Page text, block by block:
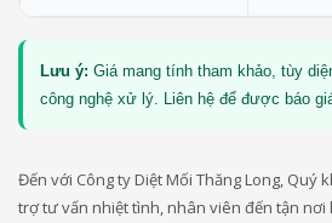
Lưu ý: Giá mang tính tham khảo, tùy
công nghệ xử lý. Liên hệ để được báo
Đến với Công ty Diệt Mối Thăng Long, Quý
trợ tư vấn nhiệt tình, nhân viên đến tận nơi